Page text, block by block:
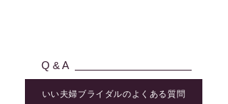
Q & A
いい夫婦ブライダルのよくある質問